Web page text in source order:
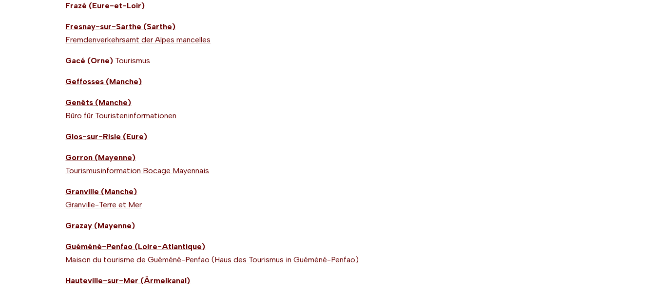
Frazé (Eure-et-Loir)
Fresnay-sur-Sarthe (Sarthe)
Fremdenverkehrsamt der Alpes mancelles
Gacé (Orne) Tourismus
Geffosses (Manche)
Genêts (Manche)
Büro für Touristeninformationen
Glos-sur-Risle (Eure)
Gorron (Mayenne)
Tourismusinformation Bocage Mayennais
Granville (Manche)
Granville-Terre et Mer
Grazay (Mayenne)
Guéméné-Penfao (Loire-Atlantique)
Maison du tourisme de Guéméné-Penfao (Haus des Tourismus in Guéméné-Penfao)
Hauteville-sur-Mer (Ärmelkanal)